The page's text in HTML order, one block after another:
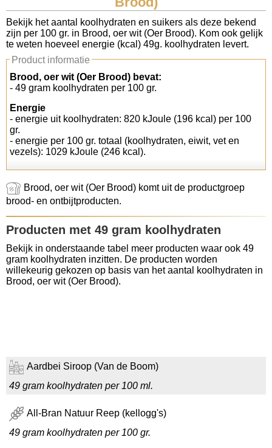
Koolhydraten tellen
Links
Bekijk het aantal koolhydraten en suikers als deze bekend
zijn per 100 gr. in Brood, oer wit (Oer Brood). Kom ook gelijk
te weten hoeveel energie (kcal) 49g. koolhydraten levert.
Product informatie
Brood, oer wit (Oer Brood) bevat:
- 49 gram koolhydraten per 100 gr.
Energie
- energie uit koolhydraten: 820 kJoule (196 kcal) per 100
gr.
- energie per 100 gr. totaal (koolhydraten, eiwit, vet en
vezels): 1029 kJoule (246 kcal).
Brood, oer wit (Oer Brood) komt uit de productgroep
brood- en ontbijtproducten.
Producten met 49 gram koolhydraten
Bekijk in onderstaande tabel meer producten waar ook 49
gram koolhydraten inzitten. De producten worden
willekeurig gekozen op basis van het aantal koolhydraten in
Brood, oer wit (Oer Brood).
Aardbei Siroop (Van de Boom)
49 gram koolhydraten per 100 ml.
All-Bran Natuur Reep (kellogg's)
49 gram koolhydraten per 100 gr.